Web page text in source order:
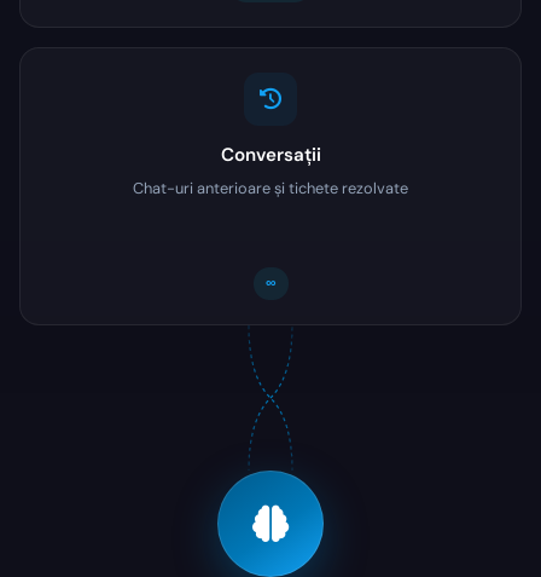
Conversații
Chat-uri anterioare și tichete rezolvate
∞